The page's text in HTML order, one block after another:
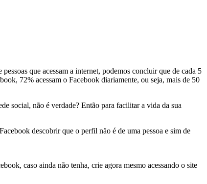
que acessam a internet, podemos concluir que de cada 5
72% acessam o Facebook diariamente, ou seja, mais de 50
social, não é verdade? Então para facilitar a vida da sua
descobrir que o perfil não é de uma pessoa e sim de
caso ainda não tenha, crie agora mesmo acessando o site